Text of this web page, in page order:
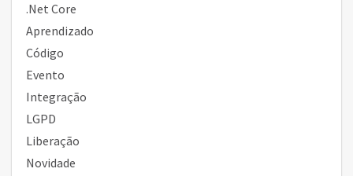
.Net Core
Aprendizado
Código
Evento
Integração
LGPD
Liberação
Novidade